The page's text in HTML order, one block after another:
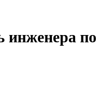
инженера